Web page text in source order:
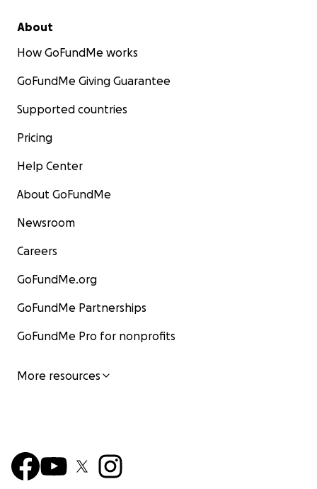
About
How GoFundMe works
GoFundMe Giving Guarantee
Supported countries
Pricing
Help Center
About GoFundMe
Newsroom
Careers
GoFundMe.org
GoFundMe Partnerships
GoFundMe Pro for nonprofits
More resources